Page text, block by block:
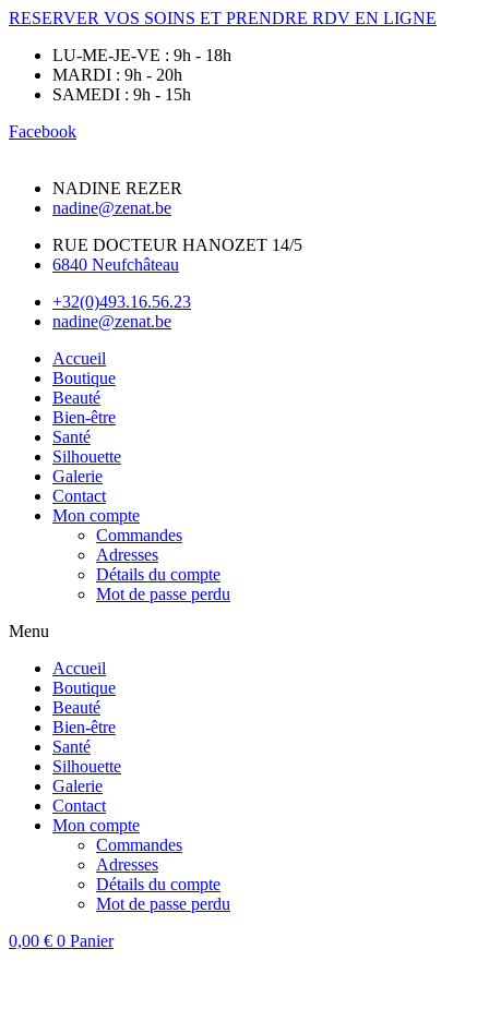
RESERVER VOS SOINS ET PRENDRE RDV EN LIGNE
LU-ME-JE-VE : 9h - 18h
MARDI : 9h - 20h
SAMEDI : 9h - 15h
Facebook
NADINE REZER
nadine@zenat.be
RUE DOCTEUR HANOZET 14/5
6840 Neufchâteau
+32(0)493.16.56.23
nadine@zenat.be
Accueil
Boutique
Beauté
Bien-être
Santé
Silhouette
Galerie
Contact
Mon compte
Commandes
Adresses
Détails du compte
Mot de passe perdu
Menu
Accueil
Boutique
Beauté
Bien-être
Santé
Silhouette
Galerie
Contact
Mon compte
Commandes
Adresses
Détails du compte
Mot de passe perdu
0,00 € 0 Panier